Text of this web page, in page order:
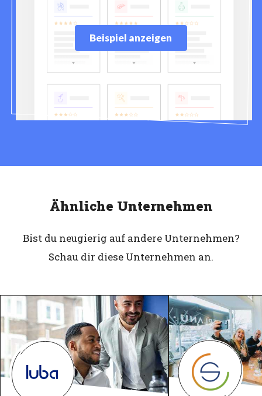
Beispiel anzeigen
Ähnliche Unternehmen
Bist du neugierig auf andere Unternehmen?
Schau dir diese Unternehmen an.